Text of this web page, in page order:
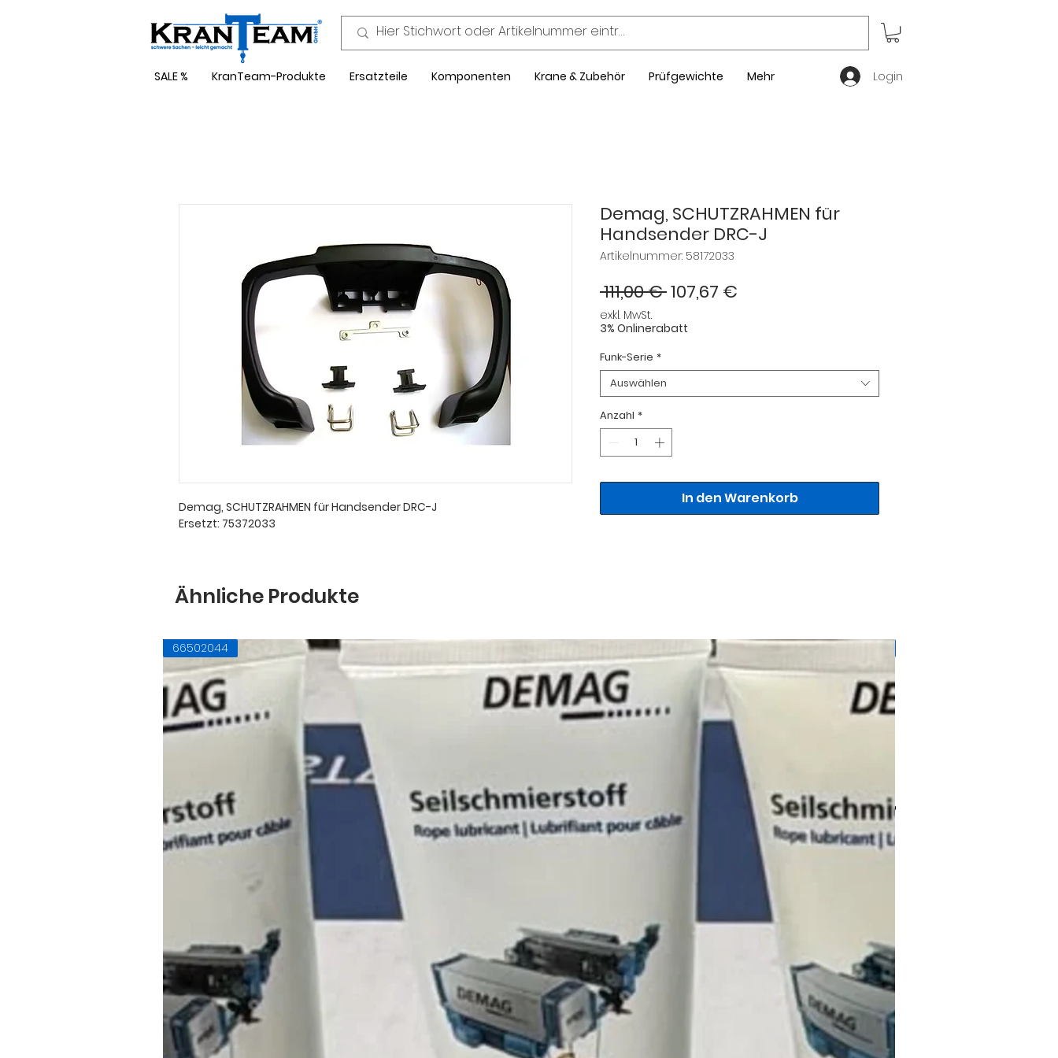
Login
SALE % KranTeam-Produkte Ersatzteile Komponenten Krane & Zubehör Prüfgewichte Mehr
Demag, SCHUTZRAHMEN für Handsender DRC-J
Ersetzt: 75372033
Demag, SCHUTZRAHMEN für
Handsender DRC-J
Artikelnummer: 58172033
111,00 € Standardpreis
107,67 €
exkl. MwSt.
3% Onlinerabatt
Funk-Serie *
Auswählen
Anzahl *
In den Warenkorb
Ähnliche Produkte
66502044